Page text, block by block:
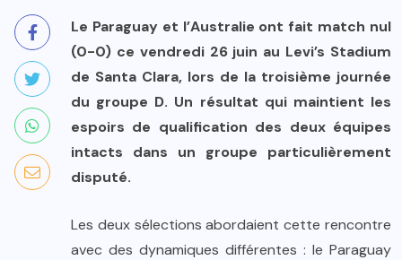
Le Paraguay et l’Australie ont fait match nul
(0-0) ce vendredi 26 juin au Levi’s Stadium
de Santa Clara, lors de la troisième journée
du groupe D. Un résultat qui maintient les
espoirs de qualification des deux équipes
intacts dans un groupe particulièrement
disputé.
Les deux sélections abordaient cette rencontre
avec des dynamiques différentes : le Paraguay